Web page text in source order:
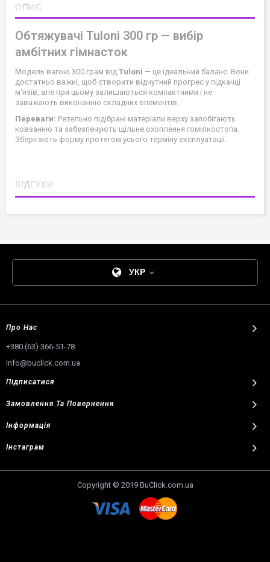
ОПИС
Обтяжувачі Tuloni 300 гр — вибір
амбітних гімнасток
Модель вагою 300 грам від Tuloni — це ідеальний баланс. Вони
достатньо важкі, щоб створити відчутний прогрес у підкачці
м'язів, але при цьому залишаються компактними і не
заважають виконанню складних елементів.
Переваги: Ретельно підібрані матеріали верху запобігають
ковзанню та забезпечують щільне охоплення гомілкостопа.
Зберігають форму протягом усього терміну експлуатації.
ВІДГУКИ
УКР
Про Нас
+380 (63) 366-51-78
info@buclick.com.ua
Підписатися
Замовлення Та Повернення
Інформація
Інстаграм
Copyright © 2019 BuClick.com.ua